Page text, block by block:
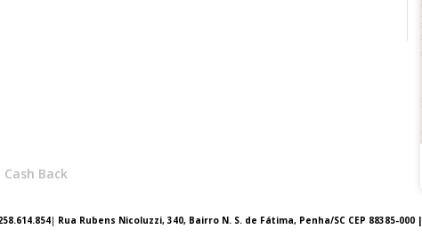
Cash Back
| Rua Rubens Nicoluzzi, 340, Bairro N. S. de Fátima, Penha/SC CEP 88385-000 |